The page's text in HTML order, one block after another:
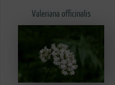
Valeriana officinalis